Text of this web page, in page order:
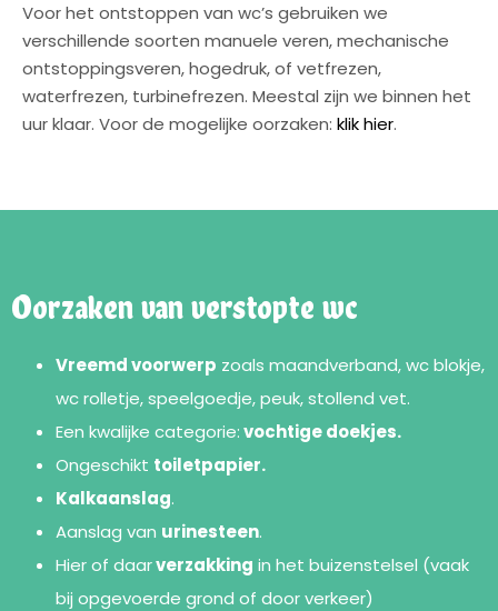
Voor het ontstoppen van wc’s gebruiken we
verschillende soorten manuele veren, mechanische
ontstoppingsveren, hogedruk, of vetfrezen,
waterfrezen, turbinefrezen. Meestal zijn we binnen het
uur klaar. Voor de mogelijke oorzaken: klik hier.
Oorzaken van verstopte wc
Vreemd voorwerp zoals maandverband, wc blokje,
wc rolletje, speelgoedje, peuk, stollend vet.
Een kwalijke categorie:vochtige doekjes.
Ongeschikt toiletpapier.
Kalkaanslag.
Aanslag van urinesteen.
Hier of daarverzakking in het buizenstelsel (vaak
bij opgevoerde grond of door verkeer)